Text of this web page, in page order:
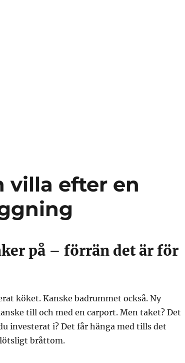
villa efter en
på – förrän det är för
köket. Kanske badrummet också. Ny
till och med en carport. Men taket? Det
investerat i? Det får hänga med tills det
bråttom.